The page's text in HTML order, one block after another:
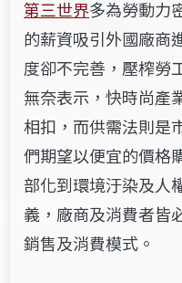
第三世界多為勞動力
的薪資吸引外國廠商
度卻不完善，壓榨勞
無奈表示，快時尚產
相扣，而供需法則是
們期望以便宜的價格
部化到環境汙染及人
義，廠商及消費者皆
銷售及消費模式。